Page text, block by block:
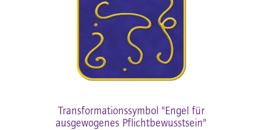
Transformationssymbol "Engel für
ausgewogenes Pflichtbewusstsein"